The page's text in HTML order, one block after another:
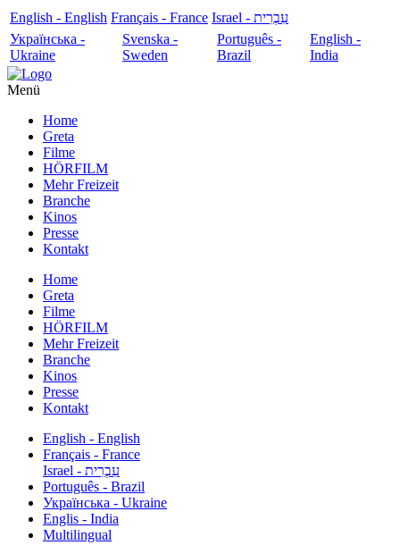
English - English Français - France
עִבְרִית - Israel
Українська -
Ukraine
Svenska -
Sweden
Português -
Brazil
English -
India
Menü
Home
Greta
Filme
HÖRFILM
Mehr Freizeit
Branche
Kinos
Presse
Kontakt
Home
Greta
Filme
HÖRFILM
Mehr Freizeit
Branche
Kinos
Presse
Kontakt
English - English
Français - France
עִבְרִית - Israel
Português - Brazil
Українська - Ukraine
Englis - India
Multilingual